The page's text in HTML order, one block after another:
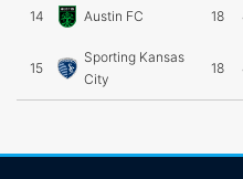
14 Austin FC 18
15
Sporting Kansas
City
18